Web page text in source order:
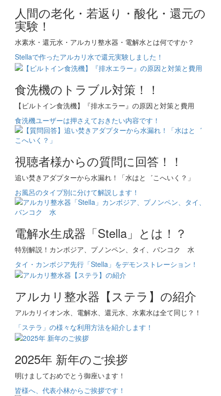
人間の老化・若返り・酸化・還元の
実験！
水素水・還元水・アルカリ整水器・電解水とは何ですか？
Stellaで作ったアルカリ水で還元実験しました！
食洗機のトラブル対策！！
【ビルトイン食洗機】『排水エラー』の原因と対策と費用
食洗機ユーザーは押さえておきたい内容です！
視聴者様からの質問に回答！！
追い焚きアダプターから水漏れ！「水はと゛こへいく？」
お風呂のタイプ別に分けて解説します！
電解水生成器「Stella」とは！？
特別解説！カンボジア、プノンペン、タイ、バンコク 水
タイ・カンボジア先行「Stella」をデモンストレーション！
アルカリ整水器【ステラ】の紹介
アルカリイオン水、電解水、還元水、水素水は全て同じ？！
「ステラ」の様々な利用方法を紹介します！
2025年 新年のご挨拶
明けましておめでとう御座います！
皆様へ、代表小林からご挨拶です！